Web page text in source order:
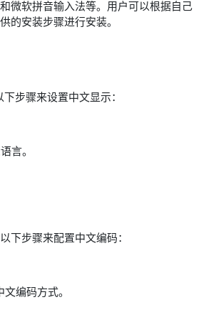
微软拼音输入法等。用户可以根据自己
的安装步骤进行安装。
步骤来设置中文显示：
言。
下步骤来配置中文编码：
编码方式。